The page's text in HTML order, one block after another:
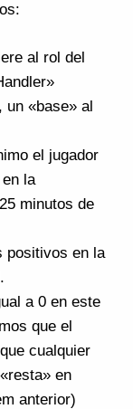
al rol del
un «base» al
el jugador
la
minutos de
positivos en la
a 0 en este
que el
cualquier
en
anterior)